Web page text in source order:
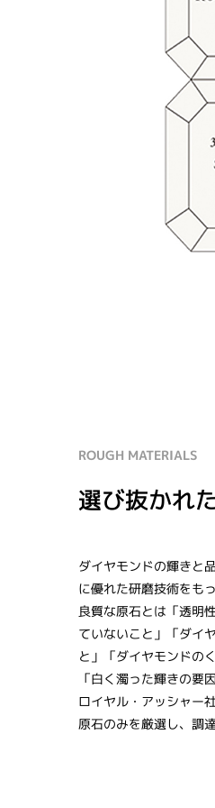
ROUGH MATERIALS
選び抜かれ
ダイヤモンドの輝きと
に優れた研磨技術をも
良質な原石とは「透明
ていないこと」「ダイ
と」「ダイヤモンドの
「白く濁った輝きの要
ロイヤル・アッシャー
原石のみを厳選し、調